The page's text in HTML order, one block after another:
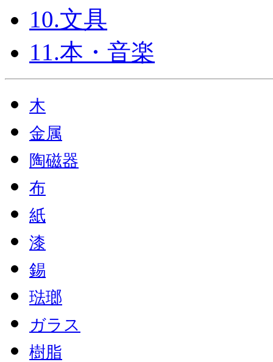
10.文具
11.本・音楽
木
金属
陶磁器
布
紙
漆
錫
琺瑯
ガラス
樹脂